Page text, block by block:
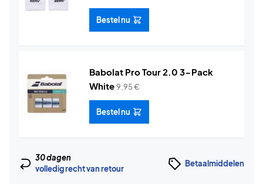
Bestel nu
Babolat Pro Tour 2.0 3-Pack
White9,95€
Bestel nu
30 dagen
volledig recht van retour
Betaalmiddelen